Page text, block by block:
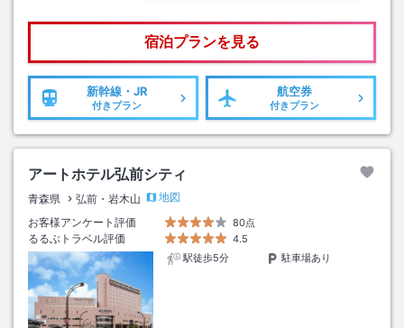
宿泊プランを見る
新幹線・JR
付きプラン
航空券
付きプラン
アートホテル弘前シティ
青森県 弘前・岩木山
地図
お客様アンケート評価
80点
るるぶトラベル評価
4.5
駅徒歩5分
駐車場あり